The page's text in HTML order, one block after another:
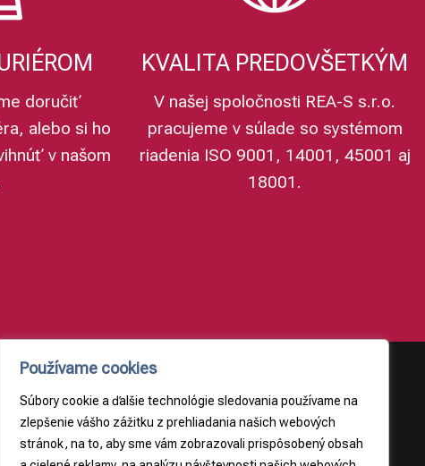
Používame cookies
Súbory cookie a ďalšie technológie sledovania používame na
zlepšenie vášho zážitku z prehliadania našich webových
stránok, na to, aby sme vám zobrazovali prispôsobený obsah
doručiť
alebo si ho
v našom
KVALITA PREDOVŠETKÝM
V našej spoločnosti REA-S s.r.o.
pracujeme v súlade so systémom
riadenia ISO 9001, 14001, 45001 aj
18001.
PRÁVNE INFORMÁCIE
Obchodné podmienky